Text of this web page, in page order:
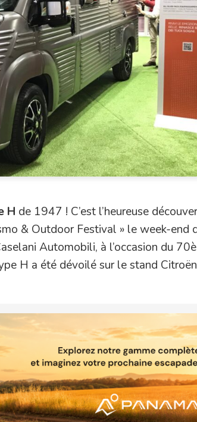
H de 1947 ! C’est l’heureuse
& Outdoor Festival » le week-end
Automobili, à l’occasion du
H a été dévoilé sur le stand Citroën